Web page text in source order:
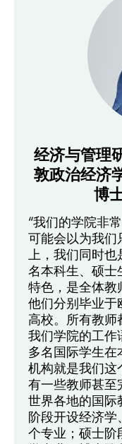
经济与管理
敦政治经济
博
“我们的学院非
可能会以为我们
上，我们同时也
名本科生、硕士
特色，是全体教
他们分别毕业于
高校。所有教师
我们学院的工作
多名国际学生
机构就是我们这
有一些教师甚至
世界各地的国际
阶段开设经济
个专业；硕士阶